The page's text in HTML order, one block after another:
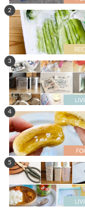
2
3
4
5